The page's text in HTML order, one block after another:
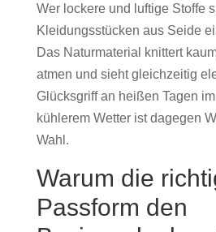
Wer lockere und luftige Stoffe
Kleidungsstücken aus Seide
Das Naturmaterial knittert
atmen und sieht gleichzeitig
Glücksgriff an heißen Tagen
kühlerem Wetter ist dagegen
Wahl.
Warum die
Passform den